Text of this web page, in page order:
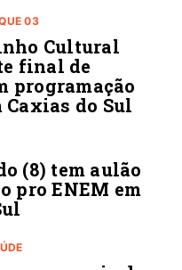
03
Cultural
final de
programação
do Sul
(8) tem aulão
pro ENEM em